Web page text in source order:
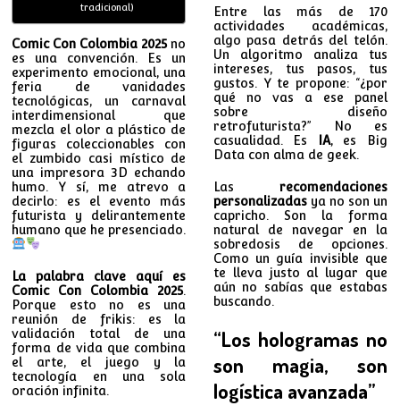
tradicional)
Comic Con Colombia 2025no
es una convención. Es un
experimento emocional, una
feria de vanidades
tecnológicas, un carnaval
interdimensional que
mezcla el olor a plástico de
figuras coleccionables con
el zumbido casi místico de
una impresora 3D echando
humo. Y sí, me atrevo a
decirlo: es el evento más
futurista y delirantemente
humano que he presenciado.
La palabra clave aquí es
Comic Con Colombia 2025.
Porque esto no es una
reunión de frikis: es la
validación total de una
forma de vida que combina
el arte, el juego y la
tecnología en una sola
oración infinita.
Entre las más de 170
actividades académicas,
algo pasa detrás del telón.
Un algoritmo analiza tus
intereses, tus pasos, tus
gustos. Y te propone: “¿por
qué no vas a ese panel
sobre diseño
retrofuturista?” No es
casualidad. Es
IA, es Big
Data con alma de geek.
Las recomendaciones
personalizadasya no son un
capricho. Son la forma
natural de navegar en la
sobredosis de opciones.
Como un guía invisible que
te lleva justo al lugar que
aún no sabías que estabas
buscando.
“Los hologramas no
son magia, son
logística avanzada”